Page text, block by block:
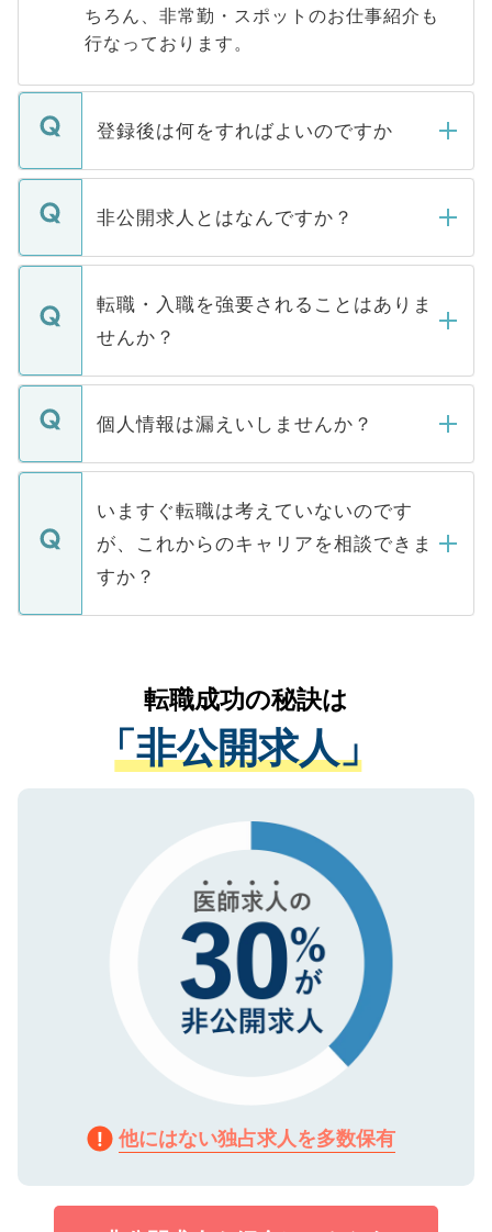
ちろん、非常勤・スポットのお仕事紹介も
行なっております。
登録後は何をすればよいのですか
ご登録いただきましたら、弊社担当者がご
登録内容を確認し、その後メールもしくは
ます。通常、5営業日以内にはご連絡をせて
いただきますので、しばらくお待ちくださ
い。
非公開求人とはなんですか？
マイナビDOCTORで取り扱っている求人の
うち約3割は、Webサイトからご覧いただ
けない「非公開求人」です。非公開求人は
下記の理由によって、一般には公開してい
ません。
■応募殺到を避けるため 人気のある医療機
関を公にしてしまうと、応募が殺到する場
に、医療機関が求める条件に合った人材の
みを人材紹介会社に依頼するケースが増え
ています。
転職・入職を強要されることはありま
せんか？
転職・入職を強要することは一切ありませ
ん。また、仮に応募先から内定をいただい
定を承諾する必要はありません。内定先へ
の辞退の連絡はキャリアパートナーが行い
ますので、ご安心ください。
個人情報は漏えいしませんか？
個人情報が漏えいすることはありませんの
で、ご安心ください。当サイトからの登録
などで収集したご登録者様の個人情報は、
ご本人のキャリアアップおよび転職活動の
支援を目的に使用いたします。お預かりし
ているすべての個人データはご本人の許可
は、個人情報の取り扱いについての厳密な
管理基準を満たした事業者のみに付与され
る、プライバシーマークを取得済みです。
ご登録いただいた個人情報は、SSL（デー
で、機密保持に関してもご安心ください。
いますぐ転職は考えていないのです
が、これからのキャリアを相談できま
すか？
かがいして、現在の医療機関の状況や紹介
経験をまじえながら、適切なアドバイスを
させていただきます。すぐにご転職をされ
ない方には、長期的なサポートが可能です
ので、まずはご登録ください。
転職成功の秘訣は
「非公開求人」
他にはない独占求人を多数保有